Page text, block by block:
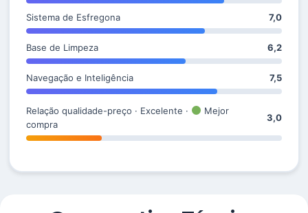
Sistema de Esfregona 7,0
Base de Limpeza 6,2
Navegação e Inteligência 7,5
Relação qualidade-preço · Excelente ·
Mejor
compra
3,0